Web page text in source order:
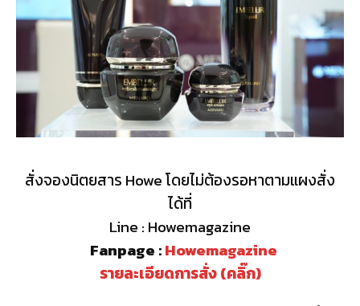
สั่งจองนิตยสาร Howe โดยไม่ต้องรอหาตามแผงสั่ง
ได้ที่
Line : Howemagazine
Fanpage :Howemagazine
รายละเอียดการสั่ง (คลิ๊ก)